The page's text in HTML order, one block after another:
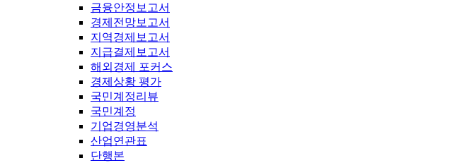
금융안정보고서
경제전망보고서
지역경제보고서
지급결제보고서
해외경제 포커스
경제상황 평가
국민계정리뷰
국민계정
기업경영분석
산업연관표
단행본